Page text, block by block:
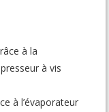
à la
à vis
à l’évaporateur